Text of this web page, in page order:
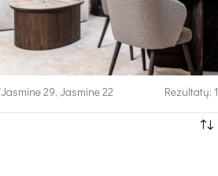
Jasmine 29, Jasmine 22 Rezultatų: 1